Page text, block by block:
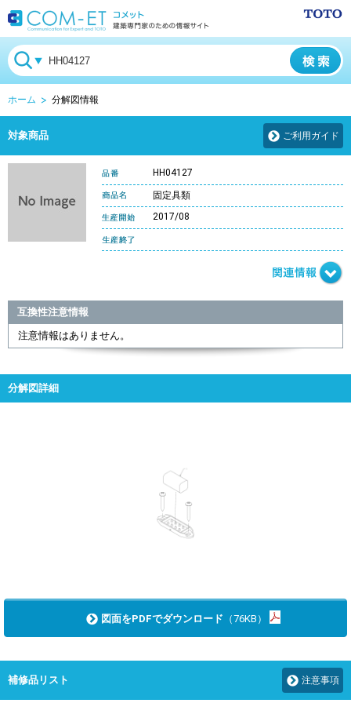
ホーム 分解図情報
対象商品 ご利用ガイド
HH04127
固定具類
2017/08
互換性注意情報
注意情報はありません。
分解図詳細
図面をPDFでダウンロード （76KB）
補修品リスト 注意事項